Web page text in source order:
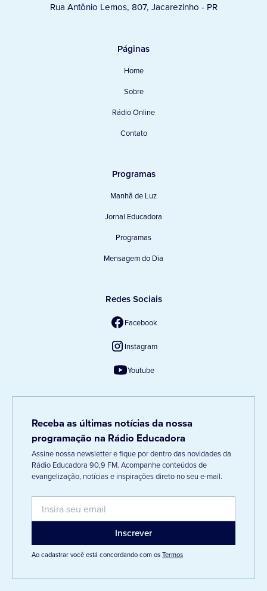
Rua Antônio Lemos, 807, Jacarezinho - PR
Páginas
Home
Sobre
Rádio Online
Contato
Programas
Manhã de Luz
Jornal Educadora
Programas
Mensagem do Dia
Redes Sociais
Facebook
Instagram
Youtube
Receba as últimas notícias da nossa
programação na Rádio Educadora
Assine nossa newsletter e fique por dentro das novidades da
Rádio Educadora 90,9 FM. Acompanhe conteúdos de
evangelização, notícias e inspirações direto no seu e-mail.
Ao cadastrar você está concordando com osTermos